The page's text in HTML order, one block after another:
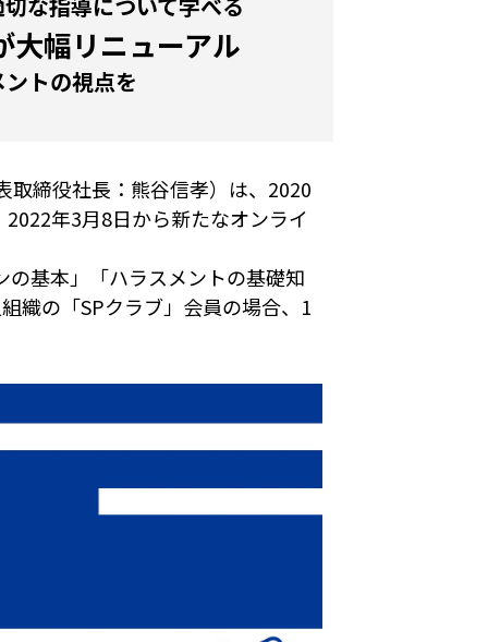
大幅リニューアル
トの視点を
取締役社長：熊谷信孝）は、2020
年3月8日から新たなオンライ
基本」「ハラスメントの基礎知
織の「SPクラブ」会員の場合、1